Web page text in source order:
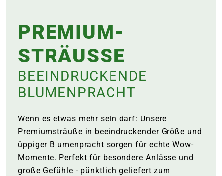
PREMIUM­
STRÄUSSE
BEEINDRUCKENDE
BLUMENPRACHT
Wenn es etwas mehr sein darf: Unsere
Premiumsträuße in beeindruckender Größe und
üppiger Blumenpracht sorgen für echte Wow-
Momente. Perfekt für besondere Anlässe und
große Gefühle - pünktlich geliefert zum